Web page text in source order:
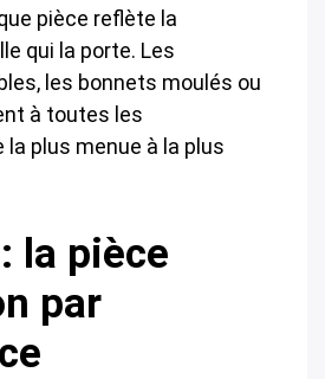
pièce reflète la
qui la porte. Les
les bonnets moulés ou
à toutes les
la plus menue à la plus
la pièce
par